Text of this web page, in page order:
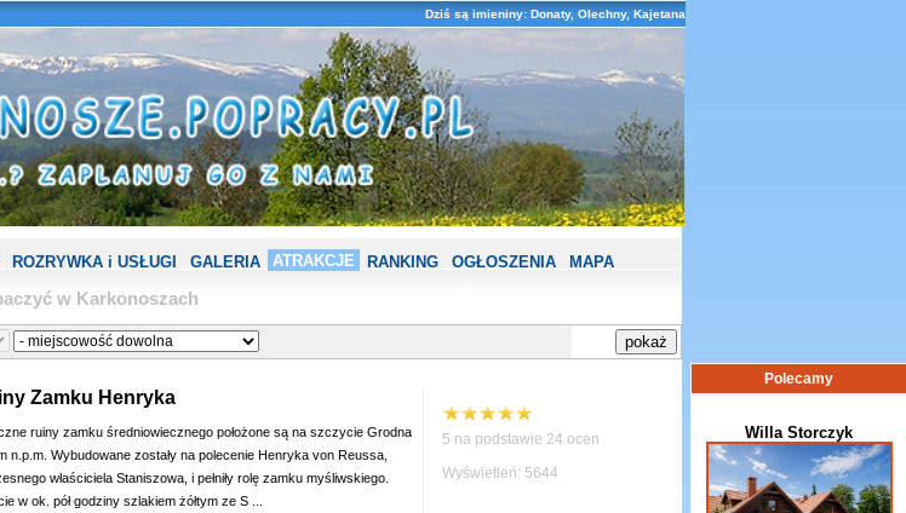
Dziś są imieniny: Donaty, Olechny, Kajetana
ROZRYWKA i USŁUGI GALERIA ATRAKCJE RANKING OGŁOSZENIA MAPA
w Karkonoszach
Zamku Henryka
ruiny zamku średniowiecznego położone są na szczycie Grodna
n.p.m. Wybudowane zostały na polecenie Henryka von Reussa,
właściciela Staniszowa, i pełniły rolę zamku myśliwskiego.
w ok. pół godziny szlakiem żółtym ze S ...
5 na podstawie 24 ocen
Wyświetleń: 5644
Polecamy
Willa Storczyk